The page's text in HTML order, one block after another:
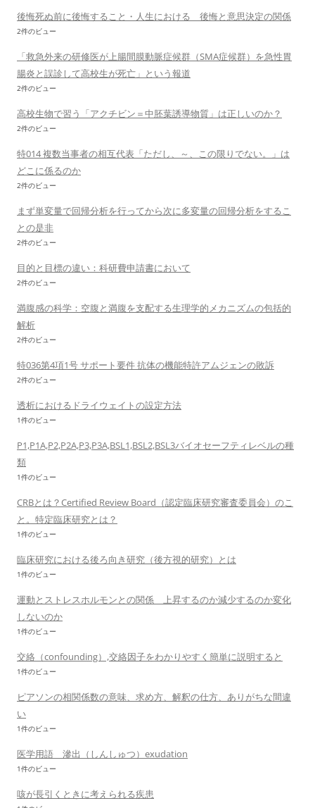
後悔死ぬ前に後悔すること・人生における 後悔と意思決定の関係
2件のビュー
「救急外来の研修医が上腸間膜動脈症候群（SMA症候群）を急性胃
腸炎と誤診して高校生が死亡」という報道
2件のビュー
高校生物で習う「アクチビン＝中胚葉誘導物質」は正しいのか？
2件のビュー
特014 複数当事者の相互代表「ただし、～、この限りでない。」は
どこに係るのか
2件のビュー
まず単変量で回帰分析を行ってから次に多変量の回帰分析をするこ
との是非
2件のビュー
目的と目標の違い：科研費申請書において
2件のビュー
満腹感の科学：空腹と満腹を支配する生理学的メカニズムの包括的
解析
2件のビュー
特036第4項1号 サポート要件 抗体の機能特許アムジェンの敗訴
2件のビュー
透析におけるドライウェイトの設定方法
1件のビュー
P1,P1A,P2,P2A,P3,P3A,BSL1,BSL2,BSL3バイオセーフティレベルの種
類
1件のビュー
CRBとは？Certified Review Board（認定臨床研究審査委員会）のこ
と。特定臨床研究とは？
1件のビュー
臨床研究における後ろ向き研究（後方視的研究）とは
1件のビュー
運動とストレスホルモンとの関係 上昇するのか減少するのか変化
しないのか
1件のビュー
交絡（confounding）,交絡因子をわかりやすく簡単に説明すると
1件のビュー
ピアソンの相関係数の意味、求め方、解釈の仕方、ありがちな間違
い
1件のビュー
医学用語 滲出（しんしゅつ）exudation
1件のビュー
咳が長引くときに考えられる疾患